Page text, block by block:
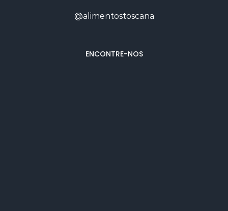
@alimentostoscana
ENCONTRE-NOS